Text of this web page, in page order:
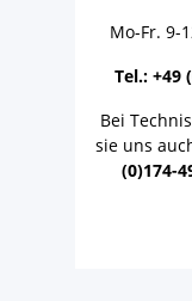
Mo-Fr. 9-
Tel.: +49
Bei
sie uns
(0)174-